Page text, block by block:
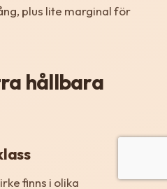
plus lite marginal för
hållbara
finns i olika